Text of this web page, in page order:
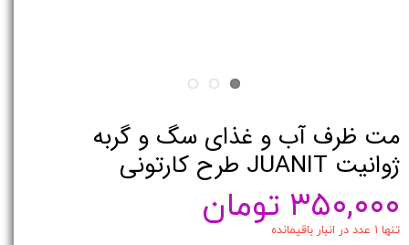
مت ظرف آب و غذای سگ و گربه
ژوانیت JUANIT طرح کارتونی
۳۵۰,۰۰۰ تومان
تنها ۱ عدد در انبار باقیمانده